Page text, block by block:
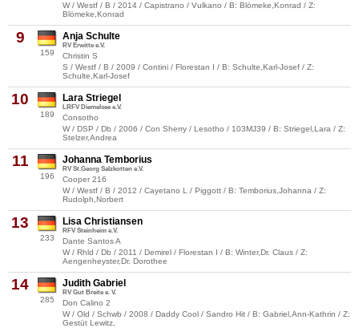
W / Westf / B / 2014 / Capistrano / Vulkano / B: Blömeke,Konrad / Z:
Blömeke,Konrad
9
159
Anja Schulte
RV Erwitte e.V.
Christin S
S / Westf / B / 2009 / Contini / Florestan I / B: Schulte,Karl-Josef / Z:
Schulte,Karl-Josef
10
189
Lara Striegel
LRFV Diemelsee e.V.
Consotho
W / DSP / Db / 2006 / Con Sherry / Lesotho / 103MJ39 / B: Striegel,Lara / Z:
Stelzer,Andrea
11
196
Johanna Temborius
RV St.Georg Salzkotten e.V.
Cooper 216
W / Westf / B / 2012 / Cayetano L / Piggott / B: Temborius,Johanna / Z:
Rudolph,Norbert
13
233
Lisa Christiansen
RFV Steinheim e.V.
Dante Santos A
W / Rhld / Db / 2011 / Demirel / Florestan I / B: Winter,Dr. Claus / Z:
Aengenheyster,Dr. Dorothee
14
285
Judith Gabriel
RV Gut Breite e. V.
Don Calino 2
W / Old / Schwb / 2008 / Daddy Cool / Sandro Hit / B: Gabriel,Ann-Kathrin / Z:
Gestüt Lewitz,